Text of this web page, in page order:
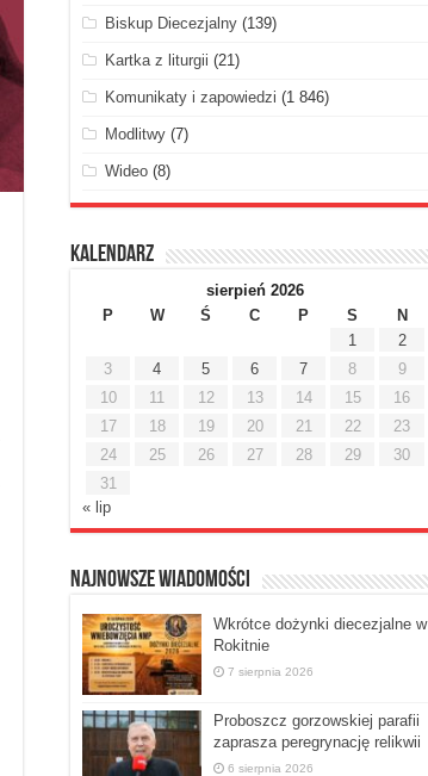
Biskup Diecezjalny(139)
Kartka z liturgii (21)
Komunikaty i zapowiedzi (1 846)
Modlitwy(7)
Wideo(8)
Kalendarz
sierpień 2026
P
W Ś C P S
N
1
2
3
4 5 6 7 8
9
10
11 12 13 14 15
16
17
18 19 20 21 22
23
24
25 26 27 28 29
30
31
« lip
Najnowsze Wiadomości
Wkrótce dożynki diecezjalne w
Rokitnie
7 sierpnia 2026
Proboszcz gorzowskiej parafii
zaprasza peregrynację relikwii
6 sierpnia 2026